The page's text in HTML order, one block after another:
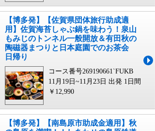
【博多発】【佐賀県団体旅行助成適
用】佐賀海苔しゃぶ鍋を味わう！泉山
もみじのトンネル一般開放＆有田秋の
陶磁器まつりと日本庭園でのお茶会
日帰り
コース番号269190661`FUKB
11月19日~11月23日 出発 1日間
￥12,990
【博多発】【南島原市助成金適用】秋